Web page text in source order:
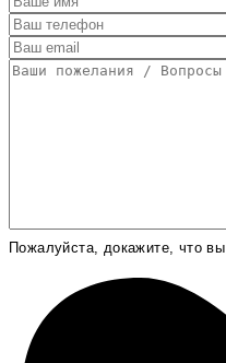
Пожалуйста, докажите, что